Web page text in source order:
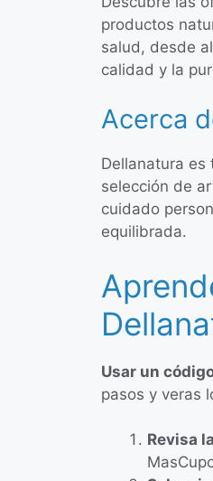
productos
salud, desde
calidad y la
Acerca
Dellanatura
selección de
cuidado
equilibrada.
Usar un
pasos y veras
Revisa